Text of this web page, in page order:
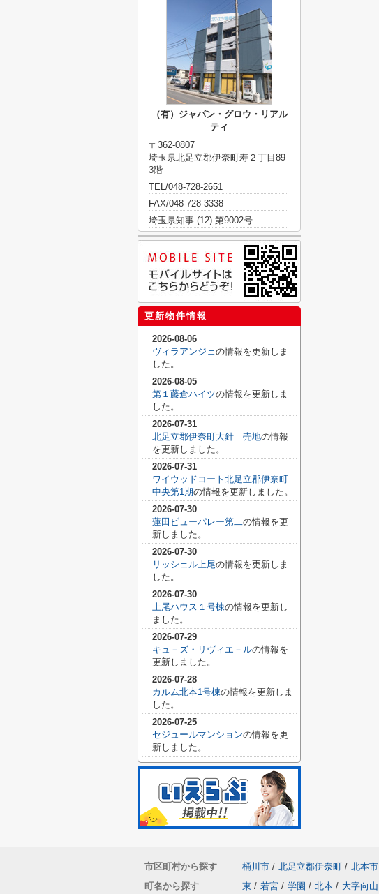
（有）ジャパン・グロウ・リアル
ティ
〒362-0807
埼玉県北足立郡伊奈町寿２丁目89
3階
TEL/048-728-2651
FAX/048-728-3338
埼玉県知事 (12) 第9002号
更新物件情報
2026-08-06
ヴィラアンジェの情報を更新しま
した。
2026-08-05
第１藤倉ハイツの情報を更新しま
した。
2026-07-31
北足立郡伊奈町大針 売地の情報
を更新しました。
2026-07-31
ワイウッドコート北足立郡伊奈町
中央第1期の情報を更新しました。
2026-07-30
蓮田ビューパレー第二の情報を更
新しました。
2026-07-30
リッシェル上尾の情報を更新しま
した。
2026-07-30
上尾ハウス１号棟の情報を更新し
ました。
2026-07-29
キュ－ズ・リヴィエ－ルの情報を
更新しました。
2026-07-28
カルム北本1号棟の情報を更新しま
した。
2026-07-25
セジュールマンションの情報を更
新しました。
市区町村から探す 桶川市 / 北足立郡伊奈町 / 北本市
町名から探す
東 / 若宮 / 学園 / 北本 / 大字向山